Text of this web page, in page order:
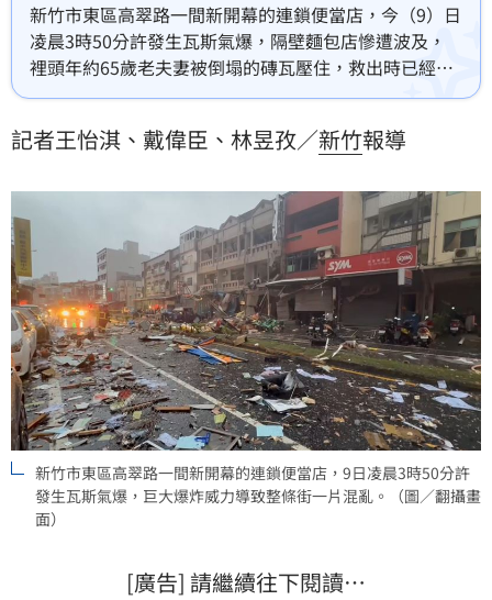
新竹市東區高翠路一間新開幕的連鎖便當店，今（9）日
凌晨3時50分許發生瓦斯氣爆，隔壁麵包店慘遭波及，
裡頭年約65歲老夫妻被倒塌的磚瓦壓住，救出時已經沒
有生命跡象，送醫不治；整起氣爆意外造成二死二傷，
另一視角監視器畫面，瞬間監視器曝光，氣爆過後畫面
記者王怡淇、戴偉臣、林昱孜／新竹報導
新竹市東區高翠路一間新開幕的連鎖便當店，9日凌晨3時50分許
發生瓦斯氣爆，巨大爆炸威力導致整條街一片混亂。（圖／翻攝畫
面）
[廣告] 請繼續往下閱讀…